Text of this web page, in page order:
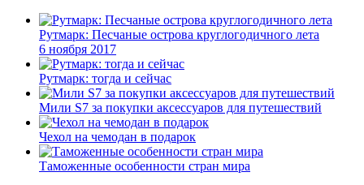
Рутмарк: Песчаные острова круглогодичного лета
6 ноября 2017
Рутмарк: тогда и сейчас
Мили S7 за покупки аксессуаров для путешествий
Чехол на чемодан в подарок
Таможенные особенности стран мира